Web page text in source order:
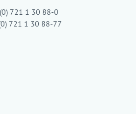
721 1 30 88-0
721 1 30 88-77